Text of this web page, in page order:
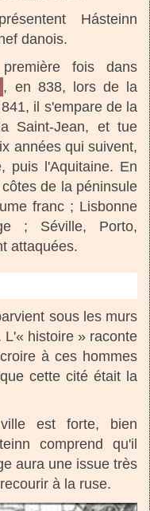
Hásteinn
danois.
fois dans
, en 838, lors de la
il s'empare de la
Saint-Jean, et tue
années qui suivent,
puis l'Aquitaine. En
de la péninsule
franc ; Lisbonne
; Séville, Porto,
attaquées.
sous les murs
histoire » raconte
à ces hommes
cette cité était la
est forte, bien
comprend qu'il
aura une issue très
à la ruse.